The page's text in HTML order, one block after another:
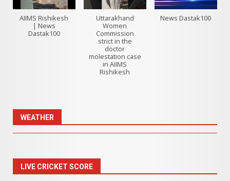
AIIMS Rishikesh
| News
Dastak100
Uttarakhand
Women
Commission
strict in the
doctor
molestation case
in AIIMS
Rishikesh
News Dastak100
WEATHER
LIVE CRICKET SCORE